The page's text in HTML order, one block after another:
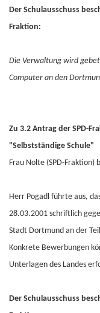
Der Schulausschuss
Fraktion:
Die Verwaltung wird
Computer an den
Zu 3.2 Antrag der SPD-
"Selbstständige Schule"
Frau Nolte (SPD-
Herr Pogadl führte aus,
28.03.2001 schriftlich
Stadt Dortmund an der
Konkrete Bewerbungen
Unterlagen des Landes
Der Schulausschuss